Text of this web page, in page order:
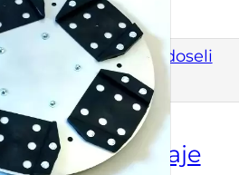
Scule si utilaje pardoseli
⏵ Accesorii utilaje